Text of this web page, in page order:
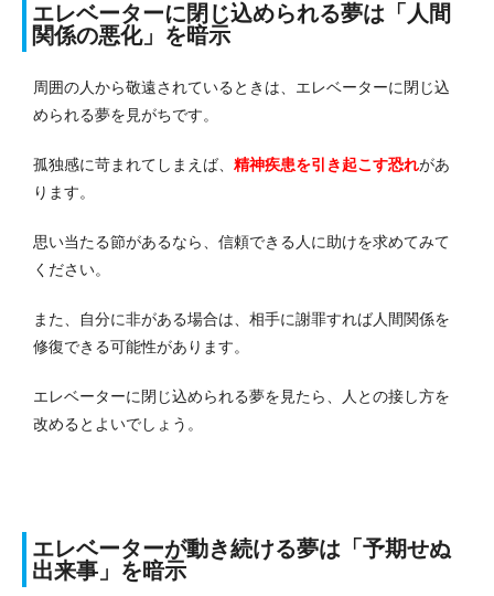
エレベーターに閉じ込められる夢は「人間
関係の悪化」を暗示
周囲の人から敬遠されているときは、エレベーターに閉じ込
められる夢を見がちです。
孤独感に苛まれてしまえば、 精神疾患を引き起こす恐れがあ
ります。
思い当たる節があるなら、信頼できる人に助けを求めてみて
ください。
また、自分に非がある場合は、相手に謝罪すれば人間関係を
修復できる可能性があります。
エレベーターに閉じ込められる夢を見たら、人との接し方を
改めるとよいでしょう。
エレベーターが動き続ける夢は「予期せぬ
出来事」を暗示